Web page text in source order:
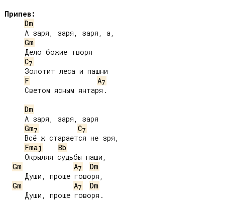
Припев:
Dm
Gm
C7
F
A7
Dm
Gm7 C7
Fmaj
Bb
Gm
A7
Dm
Gm
A7
Dm